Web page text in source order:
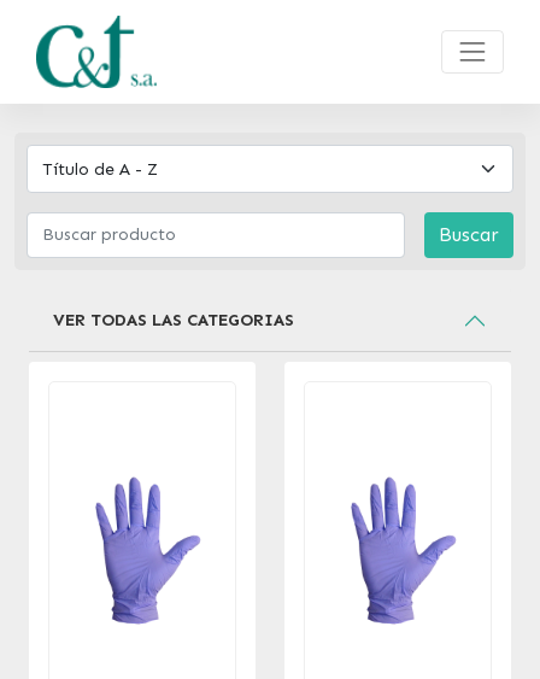
Buscar
VER TODAS LAS CATEGORIAS